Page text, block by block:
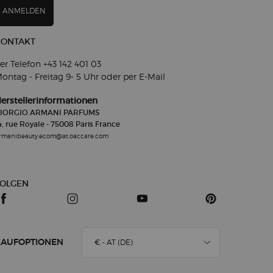
ANMELDEN
Telefon +43 142 401 03​
- Freitag 9- 5 Uhr oder per E-Mail
ARMANI PARFUMS
rue Royale - 75008 Paris France
€ - AT (DE)